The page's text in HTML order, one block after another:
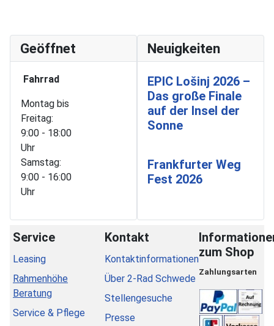
Geöffnet
Fahrrad
Montag bis
Freitag:
9:00 - 18:00
Uhr
Samstag:
9:00 - 16:00
Uhr
Neuigkeiten
EPIC Lošinj 2026 –
Das große Finale
auf der Insel der
Sonne
Frankfurter Weg
Fest 2026
Service
Leasing
Rahmenhöhe
Beratung
Service & Pflege
Kontakt
Kontaktinformationen
Über 2-Rad Schwede
Stellengesuche
Presse
zum Shop
Zahlungsarten